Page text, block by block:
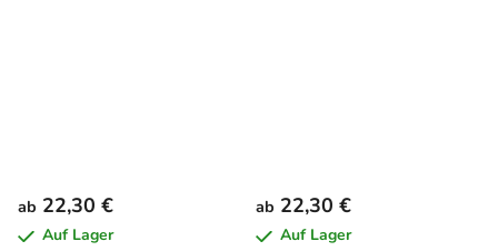
ab 22,30 €
Auf Lager
ab 22,30 €
Auf Lager